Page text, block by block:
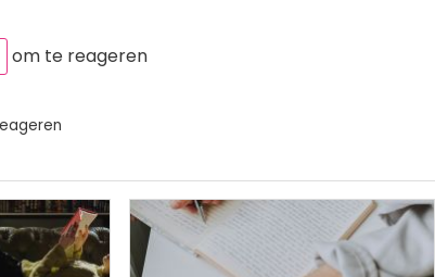
om te reageren
Afbeelding